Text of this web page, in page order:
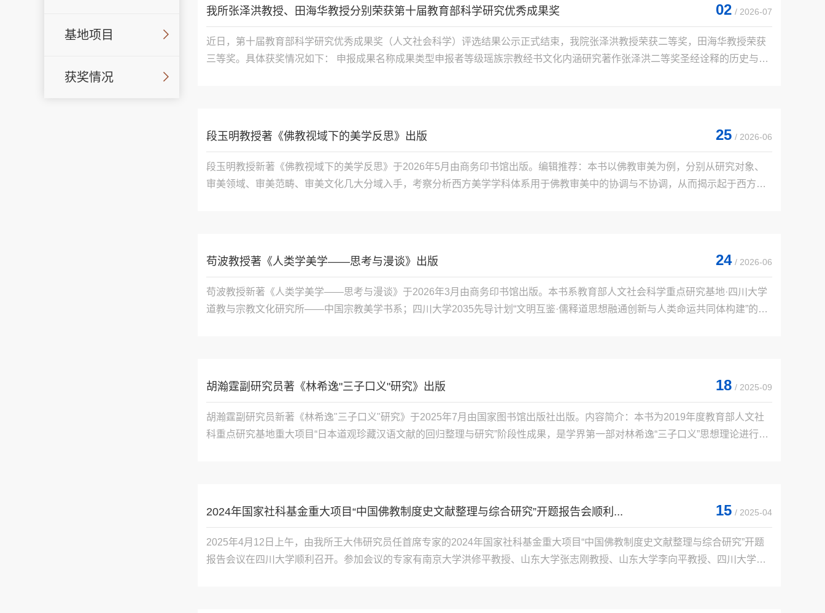
基地项目
获奖情况
我所张泽洪教授、田海华教授分别荣获第十届教育部科学研究优秀成果奖 02 / 2026-07
近日，第十届教育部科学研究优秀成果奖（人文社会科学）评选结果公示正式结束，我院张泽洪教授荣获二等奖，田海华教授荣获
三等奖。具体获奖情况如下： 申报成果名称成果类型申报者等级瑶族宗教经书文化内涵研究著作张泽洪二等奖圣经诠释的历史与方
段玉明教授著《佛教视域下的美学反思》出版 25 / 2026-06
段玉明教授新著《佛教视域下的美学反思》于2026年5月由商务印书馆出版。编辑推荐：本书以佛教审美为例，分别从研究对象、
审美领域、审美范畴、审美文化几大分域入手，考察分析西方美学学科体系用于佛教审美中的协调与不协调，从而揭示起于西方的
苟波教授著《人类学美学——思考与漫谈》出版 24 / 2026-06
苟波教授新著《人类学美学——思考与漫谈》于2026年3月由商务印书馆出版。本书系教育部人文社会科学重点研究基地·四川大学
道教与宗教文化研究所——中国宗教美学书系；四川大学2035先导计划“文明互鉴·儒释道思想融通创新与人类命运共同体构建”的专
胡瀚霆副研究员著《林希逸"三子口义"研究》出版 18 / 2025-09
胡瀚霆副研究员新著《林希逸"三子口义"研究》于2025年7月由国家图书馆出版社出版。内容简介：本书为2019年度教育部人文社
科重点研究基地重大项目“日本道观珍藏汉语文献的回归整理与研究”阶段性成果，是学界第一部对林希逸“三子口义”思想理论进行整
2024年国家社科基金重大项目“中国佛教制度史文献整理与综合研究”开题报告会顺利... 15 / 2025-04
2025年4月12日上午，由我所王大伟研究员任首席专家的2024年国家社科基金重大项目“中国佛教制度史文献整理与综合研究”开题
报告会议在四川大学顺利召开。参加会议的专家有南京大学洪修平教授、山东大学张志刚教授、山东大学李向平教授、四川大学段